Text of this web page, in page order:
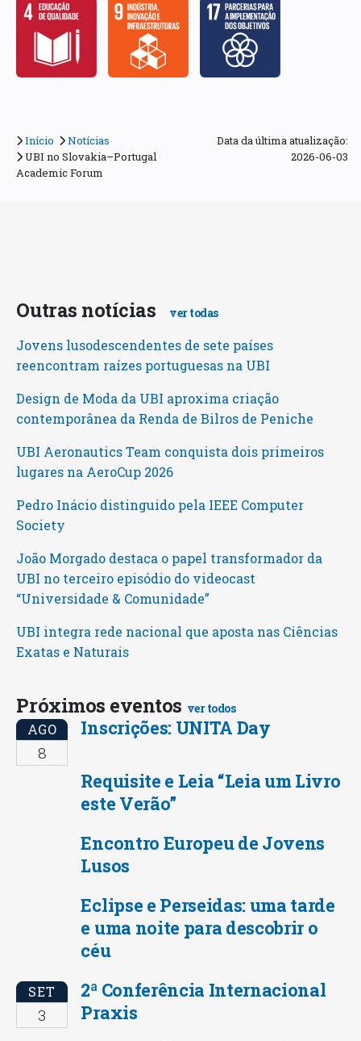
Início
Notícias
UBI no Slovakia–Portugal
Academic Forum
Data da última atualização:
2026-06-03
Outras notícias ver todas
Jovens lusodescendentes de sete países
reencontram raízes portuguesas na UBI
Design de Moda da UBI aproxima criação
contemporânea da Renda de Bilros de Peniche
UBI Aeronautics Team conquista dois primeiros
lugares na AeroCup 2026
Pedro Inácio distinguido pela IEEE Computer
Society
João Morgado destaca o papel transformador da
UBI no terceiro episódio do videocast
“Universidade & Comunidade”
UBI integra rede nacional que aposta nas Ciências
Exatas e Naturais
Próximos eventos ver todos
AGO
8
Inscrições: UNITA Day
Requisite e Leia “Leia um Livro
este Verão”
Encontro Europeu de Jovens
Lusos
Eclipse e Perseidas: uma tarde
e uma noite para descobrir o
céu
SET
3
2ª Conferência Internacional
Praxis